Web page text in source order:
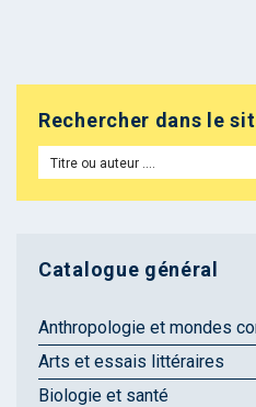
Rechercher dans le
Catalogue général
Anthropologie et mondes
Arts et essais littéraires
Biologie et santé